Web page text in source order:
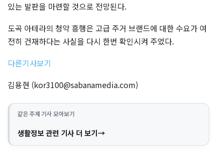
있는 발판을 마련할 것으로 전망된다.
도곡 아테라의 청약 흥행은 고급 주거 브랜드에 대한 수요가 여
전히 건재하다는 사실을 다시 한번 확인시켜 주었다.
다른기사보기
김용현 (kor3100@sabanamedia.com)
같은 주제 기사 모아보기
생활정보 관련 기사 더 보기